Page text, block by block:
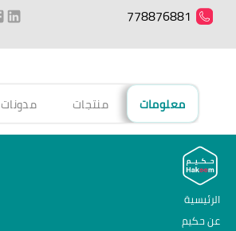
778876881
معلومات منتجات مدونات
الرئيسية
عن حكيم